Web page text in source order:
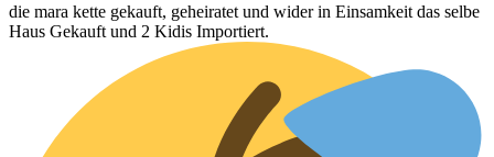
die mara kette gekauft, geheiratet und wider in Einsamkeit das selbe
Haus Gekauft und 2 Kidis Importiert.